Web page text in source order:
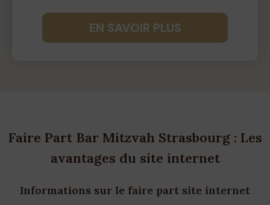
EN SAVOIR PLUS
Faire Part Bar Mitzvah Strasbourg : Les
avantages du site internet
Informations sur le faire part site internet